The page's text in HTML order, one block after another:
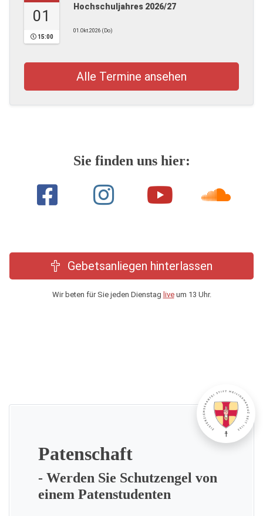
01
15:00
Hochschuljahres 2026/27
01.Okt.2026 (Do)
Alle Termine ansehen
Sie finden uns hier:
Gebetsanliegen hinterlassen
Wir beten für Sie jeden Dienstag liveum 13 Uhr.
Patenschaft
- Werden Sie Schutzengel von
einem Patenstudenten